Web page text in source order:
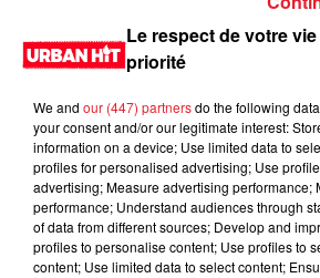
Le respect de votre
priorité
We and our (447) partnersdo the following
your consent and/or our legitimate interest:
information on a device; Use limited data to
profiles for personalised advertising; Use
advertising; Measure advertising performance;
performance; Understand audiences through
of data from different sources; Develop and
profiles to personalise content; Use profiles to
content; Use limited data to select content;